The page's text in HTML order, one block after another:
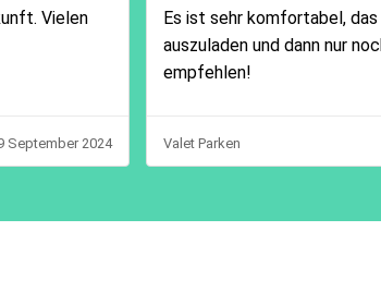
Vielen
September 2024
Es ist sehr komfortabel,
auszuladen und dann nur
empfehlen!
Valet Parken